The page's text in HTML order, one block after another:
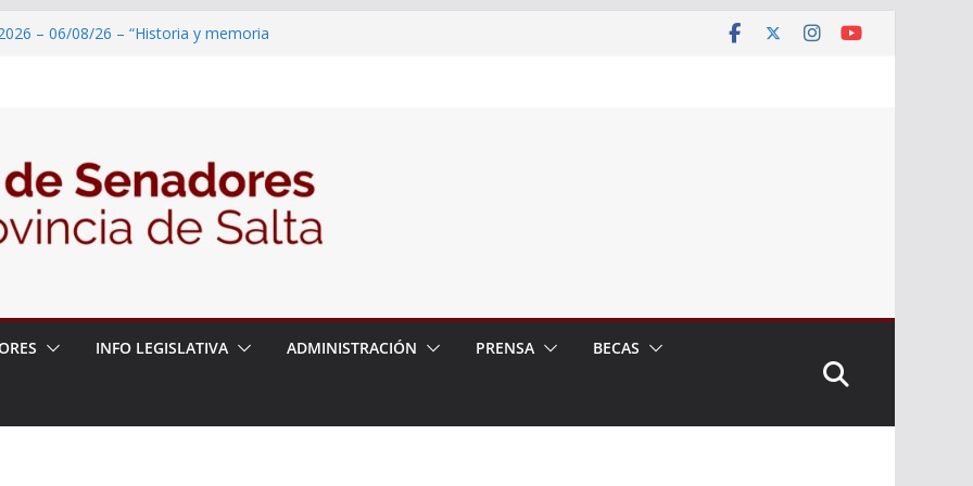
– 06/08/26 – “Historia y memoria
– 06/08/26 – Presentación del libro
del Dr. Víctor Alfredo Frías
– 06/08/26 – 82° Edición de la Expo
INFO LEGISLATIVA ADMINISTRACIÓN PRENSA BECAS